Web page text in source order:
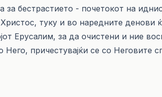
за бестрастието - почетокот на
туку и во наредните денови
Ерусалим, за да очистени и ние
Него, причестувајќи се со Неговите